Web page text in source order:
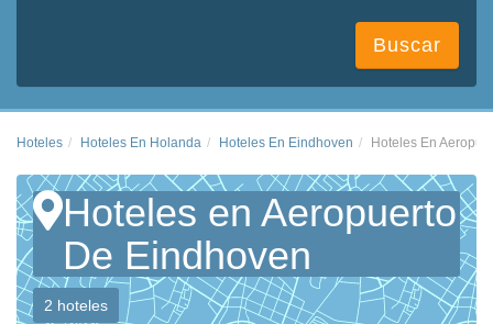
Buscar
Hoteles Hoteles En Holanda Hoteles En Eindhoven Hoteles En
Hoteles en Aeropuerto
De Eindhoven
2 hoteles